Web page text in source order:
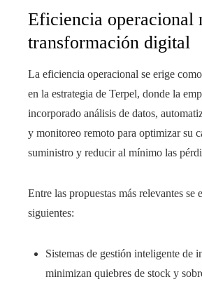
Eficiencia operacional
transformación digital
La eficiencia operacional se erige
en la estrategia de Terpel, donde la
incorporado análisis de datos,
y monitoreo remoto para optimizar su
suministro y reducir al mínimo las
Entre las propuestas más relevantes se
siguientes:
Sistemas de gestión inteligente de
minimizan quiebres de stock y